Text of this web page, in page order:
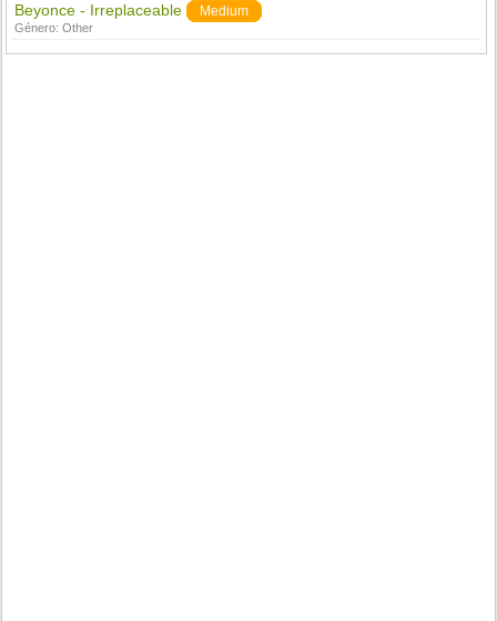
Beyonce - Irreplaceable Medium
Género:Other